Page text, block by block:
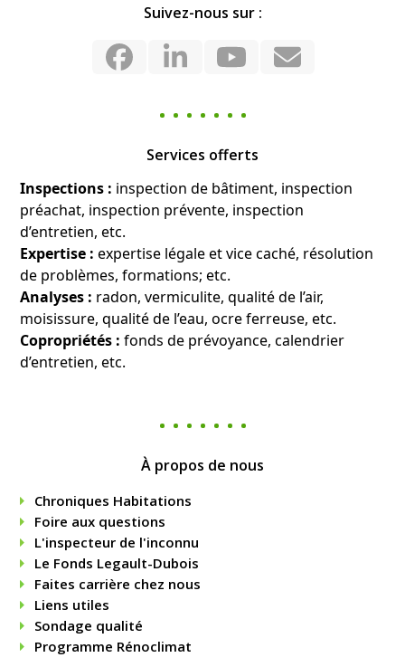
Suivez-nous sur :
Facebook
LinkedIn
YouTube
Email
Services offerts
Inspections : inspection de bâtiment, inspection
préachat, inspection prévente, inspection
d’entretien, etc.
Expertise :expertise légale et vice caché, résolution
de problèmes, formations; etc.
Analyses : radon, vermiculite, qualité de l’air,
moisissure, qualité de l’eau, ocre ferreuse, etc.
Copropriétés : fonds de prévoyance, calendrier
d’entretien, etc.
À propos de nous
Chroniques Habitations
Foire aux questions
L'inspecteur de l'inconnu
Le Fonds Legault-Dubois
Faites carrière chez nous
Liens utiles
Sondage qualité
Programme Rénoclimat